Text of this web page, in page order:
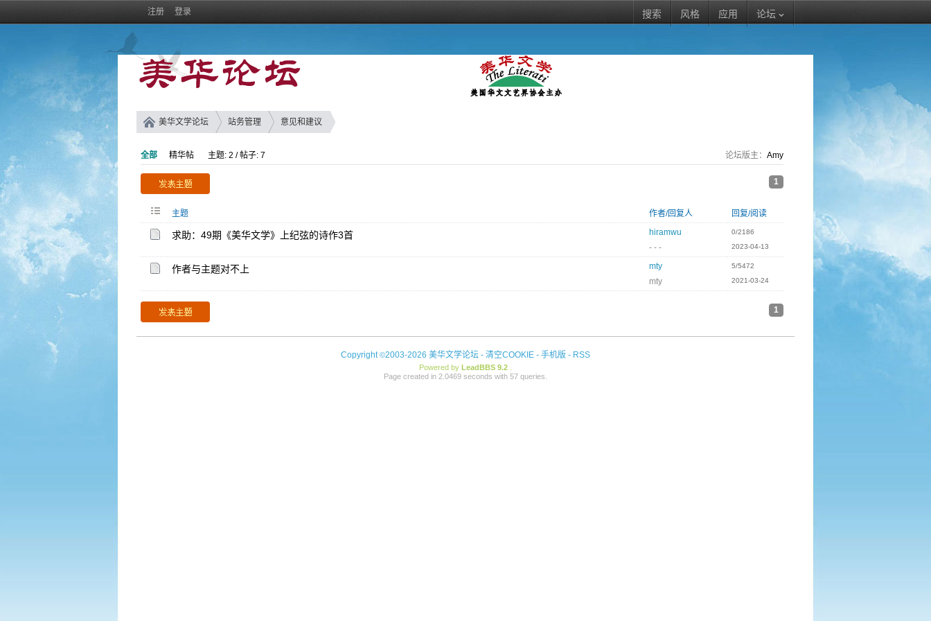
注册 登录 论坛
应用
风格
搜索
美华文学论坛 站务管理 意见和建议
全部 精华帖 主题: 2 / 帖子: 7 论坛版主： Amy
1
主题 作者/回复人 回复/阅读
求助：49期《美华文学》上纪弦的诗作3首
hiramwu
- - -
0/2186
2023-04-13
作者与主题对不上
mty
mty
5/5472
2021-03-24
1
Copyright©2003-2026 美华文学论坛 - 清空COOKIE - 手机版 - RSS
Powered by LeadBBS 9.2
Page created in 2.0469 seconds with 57 queries.